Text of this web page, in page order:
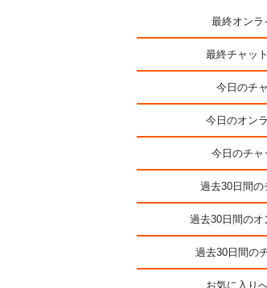
最終オンラ
最終チャッ
今日のチ
今日のオン
今日のチャ
過去30日間の
過去30日間のオ
過去30日間の
お気に入り